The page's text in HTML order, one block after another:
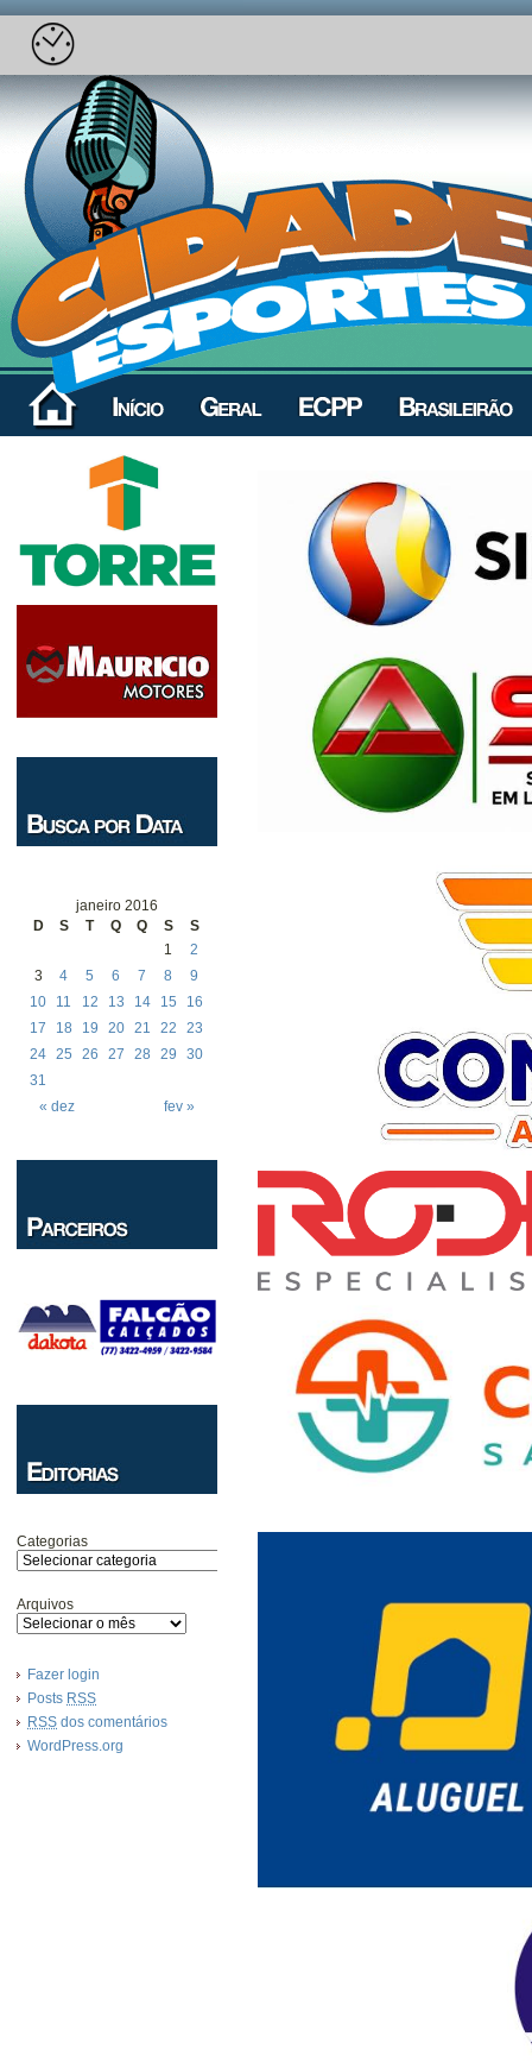
janeiro 2016
D
S T Q Q S S
« dez fev »
1
2
3
4 5 6 7 8
9
10
11 12 13 14 15
16
17
18 19 20 21 22
23
24 25 26 27 28 29
30
31
Categorias
Arquivos
Fazer login
Posts RSS
RSS dos comentários
WordPress.org